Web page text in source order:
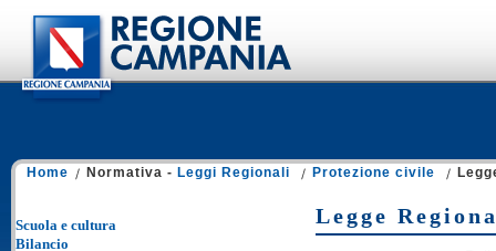
Home Normativa - Leggi Regionali Protezione civile
Legge
Scuola e cultura
Bilancio